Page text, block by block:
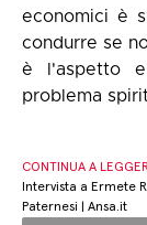
economici è
condurre se
è l'aspetto
problema
CONTINUA A
Intervista a Ermete
Paternesi | Ansa.it